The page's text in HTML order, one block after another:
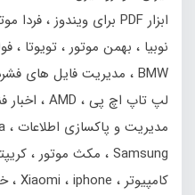
ابزار PDF برای ویندوز
فردا
نوبیا
بهمن‌ موتور تویوتا
BMW
مدیریت فایل های
لپ تاپ اچ پی
AMD اخبار
مدیریت و پاکسازی اطلاعات
Samsung
مکث موتور
کامپیوتر
Xiaomi iphone